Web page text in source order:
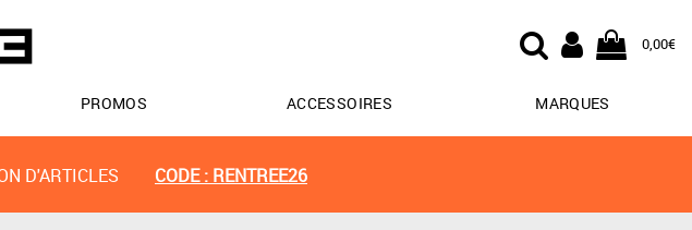
0,00€
PROMOS ACCESSOIRES MARQUES
D'ARTICLES CODE : RENTREE26